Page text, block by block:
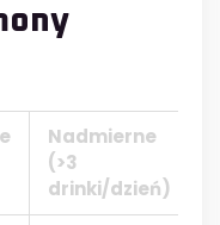
Nadmierne
(>3
drinki/dzień)